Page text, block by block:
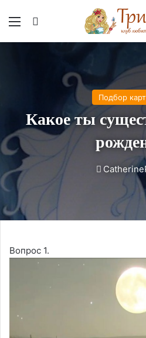
Меню
Подбор
Какое ты
Вопрос 1.